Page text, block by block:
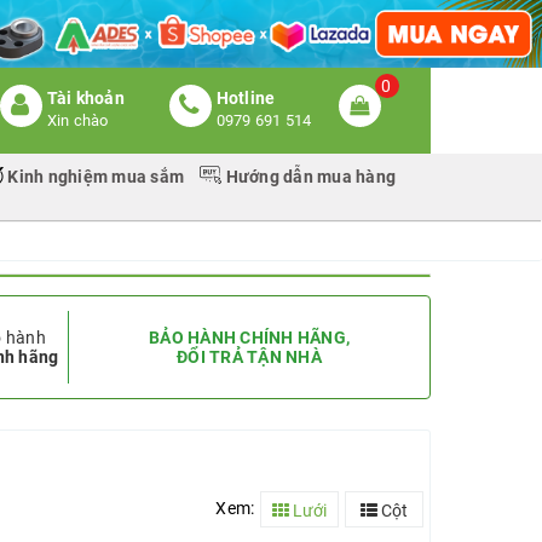
Tài khoản
Xin chào
Hotline
0979 691 514
0
Kinh nghiệm mua sắm Hướng dẫn mua hàng
hành
hãng
BẢO HÀNH CHÍNH HÃNG,
ĐỔI TRẢ TẬN NHÀ
Xem: Lưới Cột